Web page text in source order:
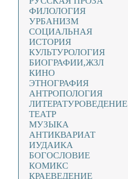
ФИЛОЛОГИЯ
УРБАНИЗМ
СОЦИАЛЬНАЯ
ИСТОРИЯ
КУЛЬТУРОЛОГИЯ
БИОГРАФИИ,ЖЗЛ
КИНО
ЭТНОГРАФИЯ
АНТРОПОЛОГИЯ
ЛИТЕРАТУРОВЕДЕНИЕ
ТЕАТР
МУЗЫКА
АНТИКВАРИАТ
ИУДАИКА
БОГОСЛОВИЕ
КОМИКС
КРАЕВЕДЕНИЕ